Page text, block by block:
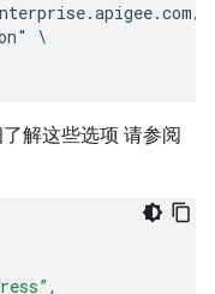
\
解这些选项 请参阅